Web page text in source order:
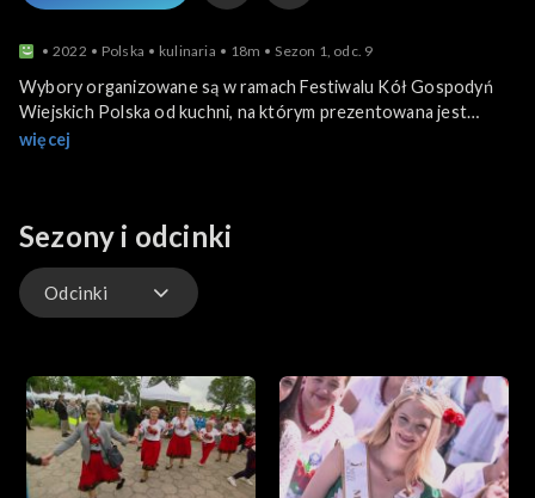
2022 Polska kulinaria 18m Sezon 1, odc. 9
Wybory organizowane są w ramach Festiwalu Kół Gospodyń
Wiejskich Polska od kuchni, na którym prezentowana jest
kuchnia regionalna, przedsiębiorczość kobiet i rękodzieło.
więcej
Sezony i odcinki
Odcinki